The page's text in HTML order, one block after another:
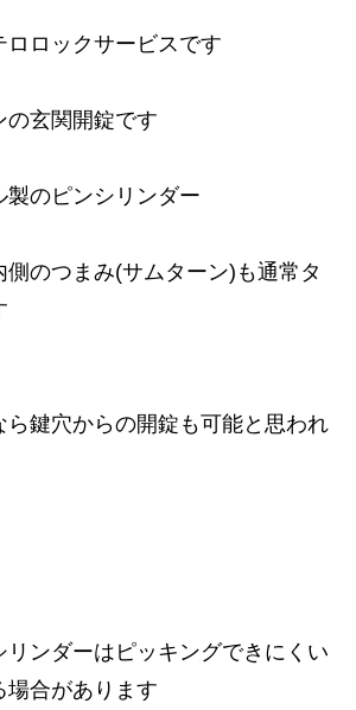
ロックサービスです
の玄関開錠です
製のピンシリンダー
側のつまみ(サムターン)も通常タ
ら鍵穴からの開錠も可能と思われ
リンダーはピッキングできにくい
場合があります